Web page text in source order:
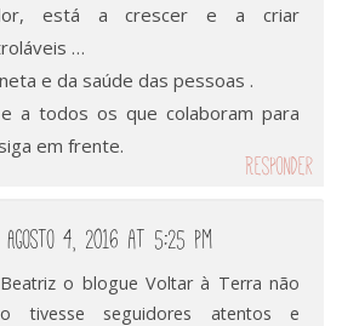
está a crescer e a criar
…
e da saúde das pessoas .
a todos os que colaboram para
em frente.
Responder
Agosto 4, 2016 at 5:25 pm
o blogue Voltar à Terra não
tivesse seguidores atentos e